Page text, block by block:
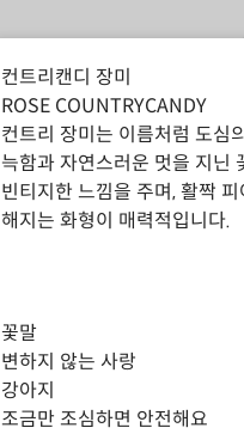
컨트리캔디 장미
ROSE COUNTRYCANDY
컨트리 장미는 이름처럼 도심
늑함과 자연스러운 멋을 지닌
빈티지한 느낌을 주며, 활짝
해지는 화형이 매력적입니다.
꽃말
변하지 않는 사랑
강아지
조금만 조심하면 안전해요